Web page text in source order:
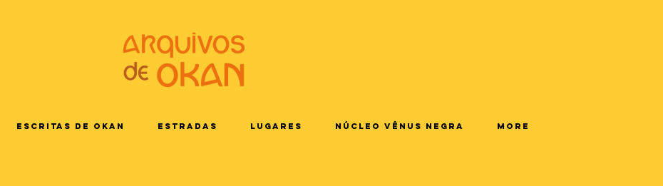
Escritas de Okan Estradas Lugares Núcleo Vênus Negra More